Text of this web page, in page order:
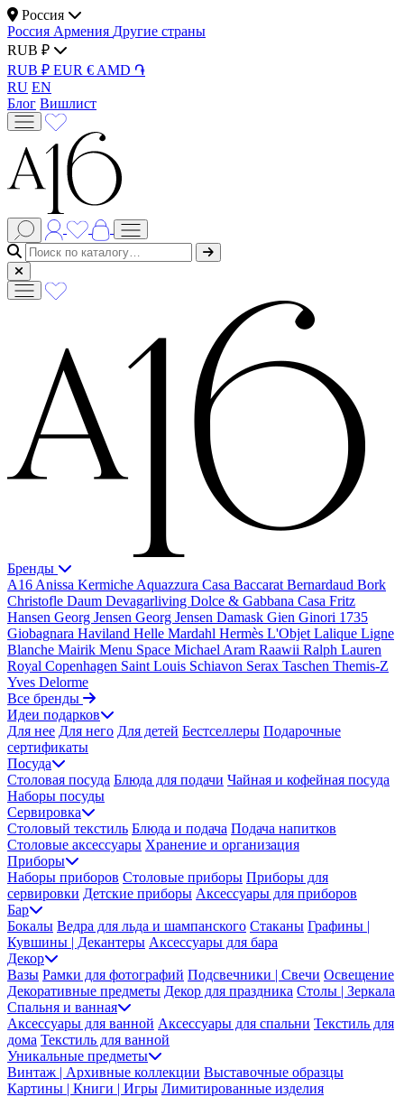
Россия
Россия Армения Другие страны
RUB ₽
RUB ₽ EUR € AMD ֏
RU EN
Блог Вишлист
Бренды
A16 Anissa Kermiche Aquazzura Casa Baccarat Bernardaud Bork
Christofle Daum Devagarliving Dolce & Gabbana Casa Fritz
Hansen Georg Jensen Georg Jensen Damask Gien Ginori 1735
Giobagnara Haviland Helle Mardahl Hermès L'Objet Lalique Ligne
Blanche Mairik Menu Space Michael Aram Raawii Ralph Lauren
Royal Copenhagen Saint Louis Schiavon Serax Taschen Themis-Z
Yves Delorme
Все бренды
Идеи подарков
Для нее Для него Для детей Бестселлеры Подарочные
сертификаты
Посуда
Столовая посуда Блюда для подачи Чайная и кофейная посуда
Наборы посуды
Сервировка
Столовый текстиль Блюда и подача Подача напитков
Столовые аксессуары Хранение и организация
Приборы
Наборы приборов Столовые приборы Приборы для
сервировки Детские приборы Аксессуары для приборов
Бар
Бокалы Ведра для льда и шампанского Стаканы Графины |
Кувшины | Декантеры Аксессуары для бара
Декор
Вазы Рамки для фотографий Подсвечники | Свечи Освещение
Декоративные предметы Декор для праздника Столы | Зеркала
Спальня и ванная
Аксессуары для ванной Аксессуары для спальни Текстиль для
дома Текстиль для ванной
Уникальные предметы
Винтаж | Архивные коллекции Выставочные образцы
Картины | Книги | Игры Лимитированные изделия